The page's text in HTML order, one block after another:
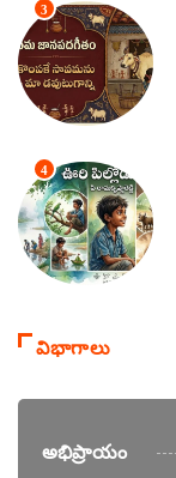
3
4
విభాగాలు
అభిప్రాయం